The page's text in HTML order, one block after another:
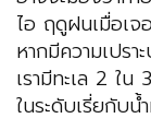
ไอ ฤดูฝนเมื่อเจ
หากมีความเปร
เรามีทะเล 2 ใ
ในระดับเรี่ยกับน้ำ